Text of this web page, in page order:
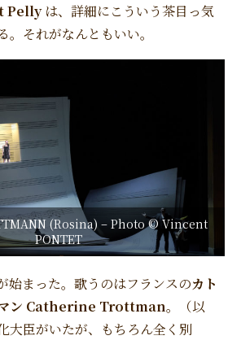
Pellyは、詳細にこういう茶目っ気
。それがなんともいい。
(Rosina) – Photo © Vincent
PONTET
始まった。歌うのはフランスのカト
マン Catherine Trottman。（以
大臣がいたが、もちろん全く別